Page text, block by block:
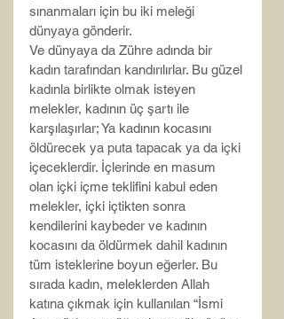
sınanmaları için bu iki meleği
dünyaya gönderir.
Ve dünyaya da Zühre adında bir
kadın tarafından kandırılırlar. Bu güzel
kadınla birlikte olmak isteyen
melekler, kadının üç şartı ile
karşılaşırlar; Ya kadının kocasını
öldürecek ya puta tapacak ya da içki
içeceklerdir. İçlerinde en masum
olan içki içme teklifini kabul eden
melekler, içki içtikten sonra
kendilerini kaybeder ve kadının
kocasını da öldürmek dahil kadının
tüm isteklerine boyun eğerler. Bu
sırada kadın, meleklerden Allah
katına çıkmak için kullanılan “İsmi